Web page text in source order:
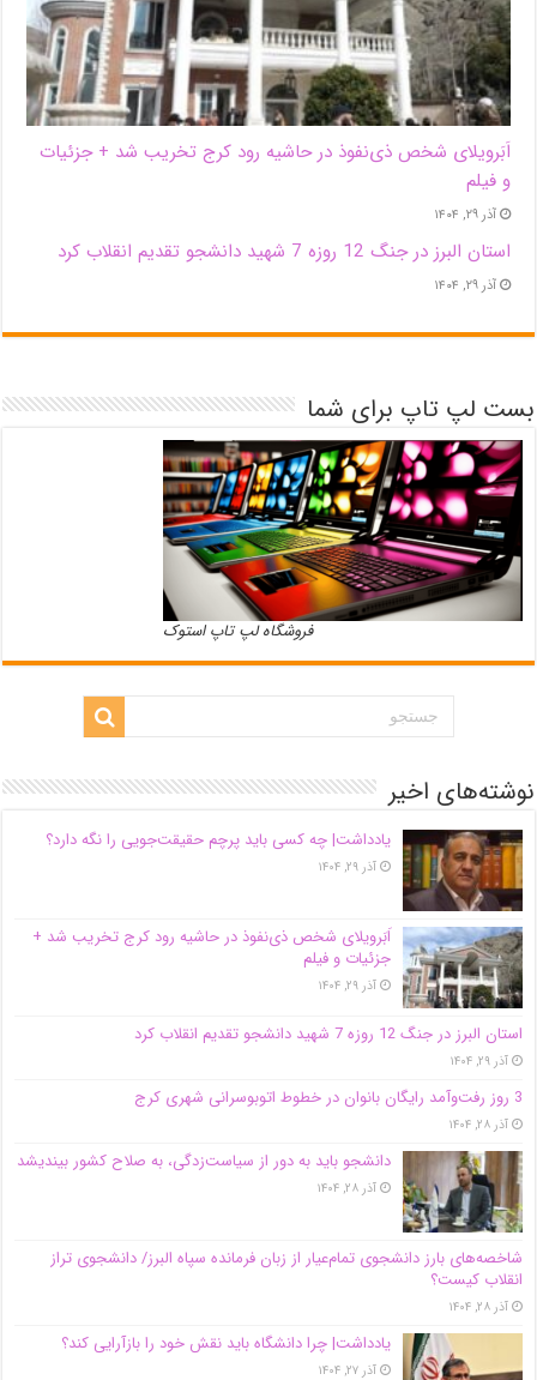
اَبَر‌ویلای شخص ذی‌نفوذ در حاشیه‌ رود کرج تخریب شد + جزئیات
و فیلم
آذر ۲۹, ۱۴۰۴
استان البرز در جنگ 12 روزه 7 شهید دانشجو تقدیم انقلاب کرد
آذر ۲۹, ۱۴۰۴
بست لپ تاپ برای شما
فروشگاه لپ تاپ استوک
نوشته‌های اخیر
یادداشت| ‌چه کسی باید پرچم حقیقت‌جویی را نگه دارد؟
آذر ۲۹, ۱۴۰۴
اَبَر‌ویلای شخص ذی‌نفوذ در حاشیه‌ رود کرج تخریب شد +
جزئیات و فیلم
آذر ۲۹, ۱۴۰۴
استان البرز در جنگ 12 روزه 7 شهید دانشجو تقدیم انقلاب کرد
آذر ۲۹, ۱۴۰۴
3 روز رفت‌وآمد رایگان بانوان در خطوط اتوبوسرانی شهری کرج
آذر ۲۸, ۱۴۰۴
دانشجو باید به دور از سیاست‌زدگی، به صلاح کشور بیندیشد
آذر ۲۸, ۱۴۰۴
شاخصه‌های بارز دانشجوی تمام‌عیار از زبان فرمانده سپاه البرز/ دانشجوی تراز
انقلاب کیست؟
آذر ۲۸, ۱۴۰۴
یادداشت| چرا دانشگاه باید نقش خود را بازآرایی کند؟
آذر ۲۷, ۱۴۰۴